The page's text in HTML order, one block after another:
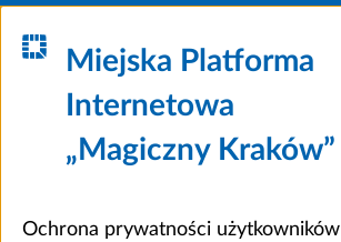
Miejska Platforma
Internetowa
„Magiczny Kraków”
Ochrona prywatności użytkowników